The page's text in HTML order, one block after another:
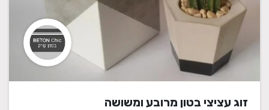
זוג עציצי בטון מרובע ומשושה